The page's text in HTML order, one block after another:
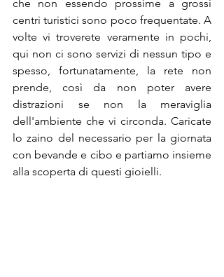
che non essendo prossime a grossi
centri turistici sono poco frequentate. A
volte vi troverete veramente in pochi,
qui non ci sono servizi di nessun tipo e
spesso, fortunatamente, la rete non
prende, così da non poter avere
distrazioni se non la meraviglia
dell'ambiente che vi circonda. Caricate
lo zaino del necessario per la giornata
con bevande e cibo e partiamo insieme
alla scoperta di questi gioielli.